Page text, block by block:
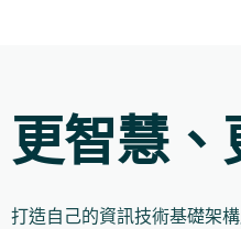
更智慧、
打造自己的資訊技術基礎架